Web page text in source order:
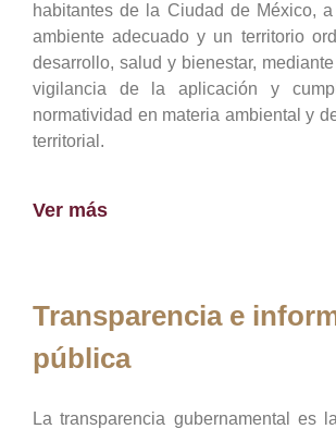
habitantes de la Ciudad de México,
ambiente adecuado y un territorio
desarrollo, salud y bienestar,
vigilancia de la aplicación y
normatividad en materia ambiental y
territorial.
Ver más
Transparencia e
pública
La transparencia gubernamental es